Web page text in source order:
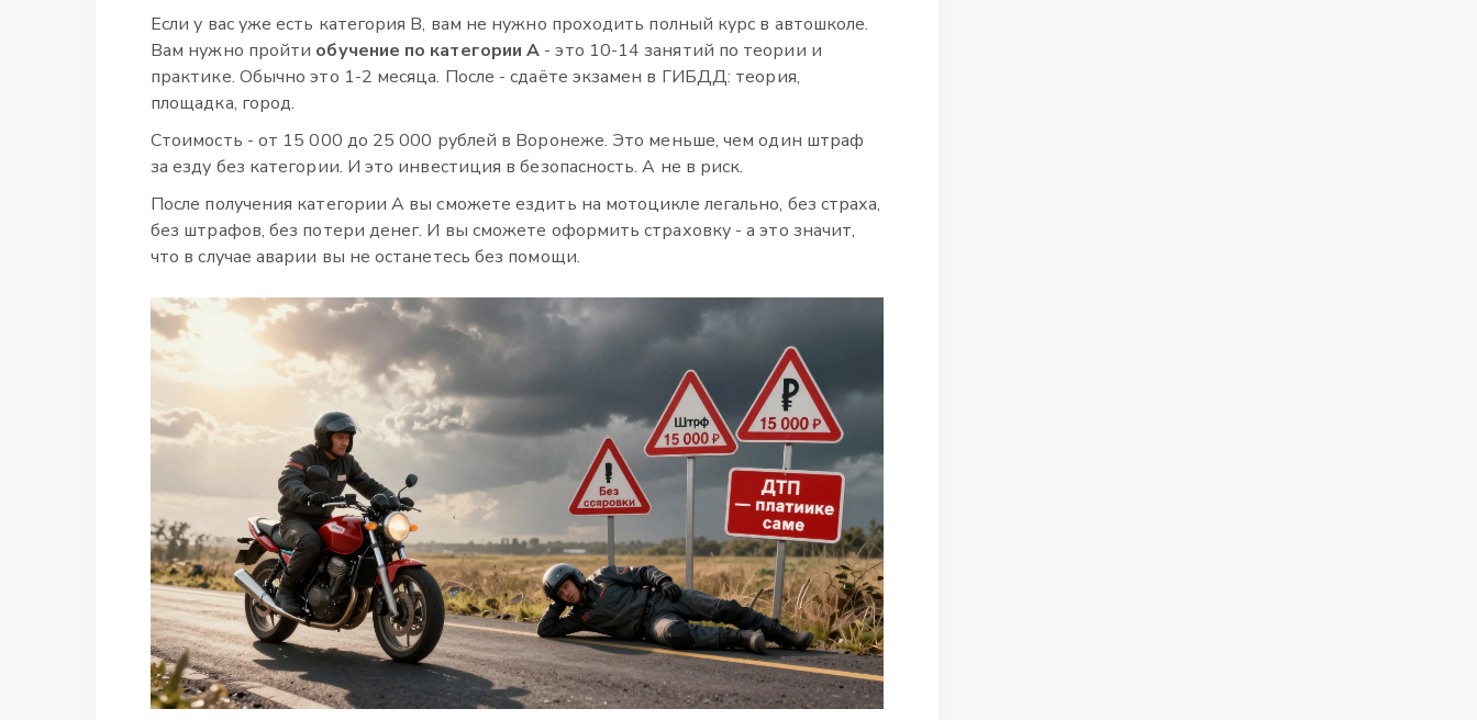
Если у вас уже есть категория В, вам не нужно проходить полный курс в автошколе.
Вам нужно пройти обучение по категории А - это 10-14 занятий по теории и
практике. Обычно это 1-2 месяца. После - сдаёте экзамен в ГИБДД: теория,
площадка, город.
Стоимость - от 15 000 до 25 000 рублей в Воронеже. Это меньше, чем один штраф
за езду без категории. И это инвестиция в безопасность. А не в риск.
После получения категории А вы сможете ездить на мотоцикле легально, без страха,
без штрафов, без потери денег. И вы сможете оформить страховку - а это значит,
что в случае аварии вы не останетесь без помощи.